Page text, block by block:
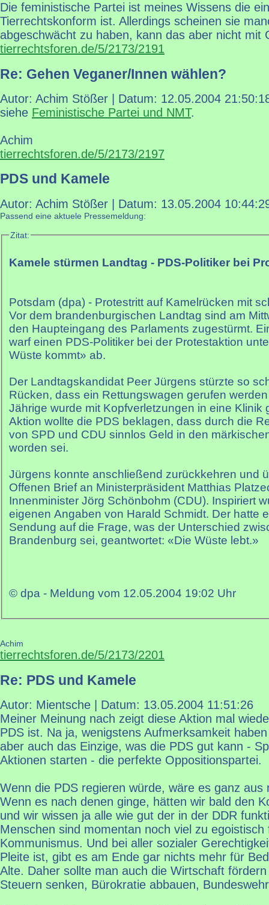
Die feministische Partei ist meines Wissens die
Tierrechtskonform ist. Allerdings scheinen sie
abgeschwächt zu haben, kann das aber nicht mit
tierrechtsforen.de/5/2173/2191
Re: Gehen Veganer/Innen wählen?
Autor: Achim Stößer | Datum: 12.05.2004
siehe Feministische Partei und NMT.
Achim
tierrechtsforen.de/5/2173/2197
PDS und Kamele
Autor: Achim Stößer | Datum: 13.05.2004
Passend eine aktuele Pressemeldung:
Zitat:
Kamele stürmen Landtag - PDS-Politiker bei
Potsdam (dpa) - Protestritt auf Kamelrücken mit
Vor dem brandenburgischen Landtag sind am
den Haupteingang des Parlaments zugestürmt.
warf einen PDS-Politiker bei der Protestaktion
Wüste kommt» ab.
Der Landtagskandidat Peer Jürgens stürzte so
Rücken, dass ein Rettungswagen gerufen
Jährige wurde mit Kopfverletzungen in eine Klinik
Aktion wollte die PDS beklagen, dass durch die
von SPD und CDU sinnlos Geld in den
worden sei.
Jürgens konnte anschließend zurückkehren und
Offenen Brief an Ministerpräsident Matthias
Innenminister Jörg Schönbohm (CDU). Inspiriert
eigenen Angaben von Harald Schmidt. Der hatte
Sendung auf die Frage, was der Unterschied
Brandenburg sei, geantwortet: «Die Wüste lebt.»
© dpa - Meldung vom 12.05.2004 19:02 Uhr
Achim
tierrechtsforen.de/5/2173/2201
Re: PDS und Kamele
Autor: Mientsche | Datum: 13.05.2004 11:51:26
Meiner Meinung nach zeigt diese Aktion mal
PDS ist. Na ja, wenigstens Aufmerksamkeit
aber auch das Einzige, was die PDS gut kann -
Aktionen starten - die perfekte Oppositionspartei.
Wenn die PDS regieren würde, wäre es ganz aus
Wenn es nach denen ginge, hätten wir bald den
und wir wissen ja alle wie gut der in der DDR
Menschen sind momentan noch viel zu egoistisch
Kommunismus. Und bei aller sozialer
Pleite ist, gibt es am Ende gar nichts mehr für
Alte. Daher sollte man auch die Wirtschaft
Steuern senken, Bürokratie abbauen,